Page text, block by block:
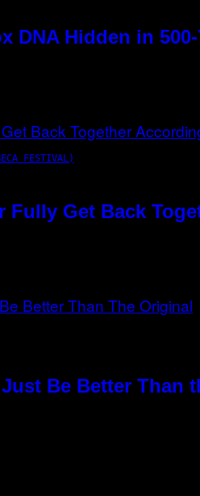
DNA Hidden in
FESTIVAL)
Fully Get Back
Be Better Than